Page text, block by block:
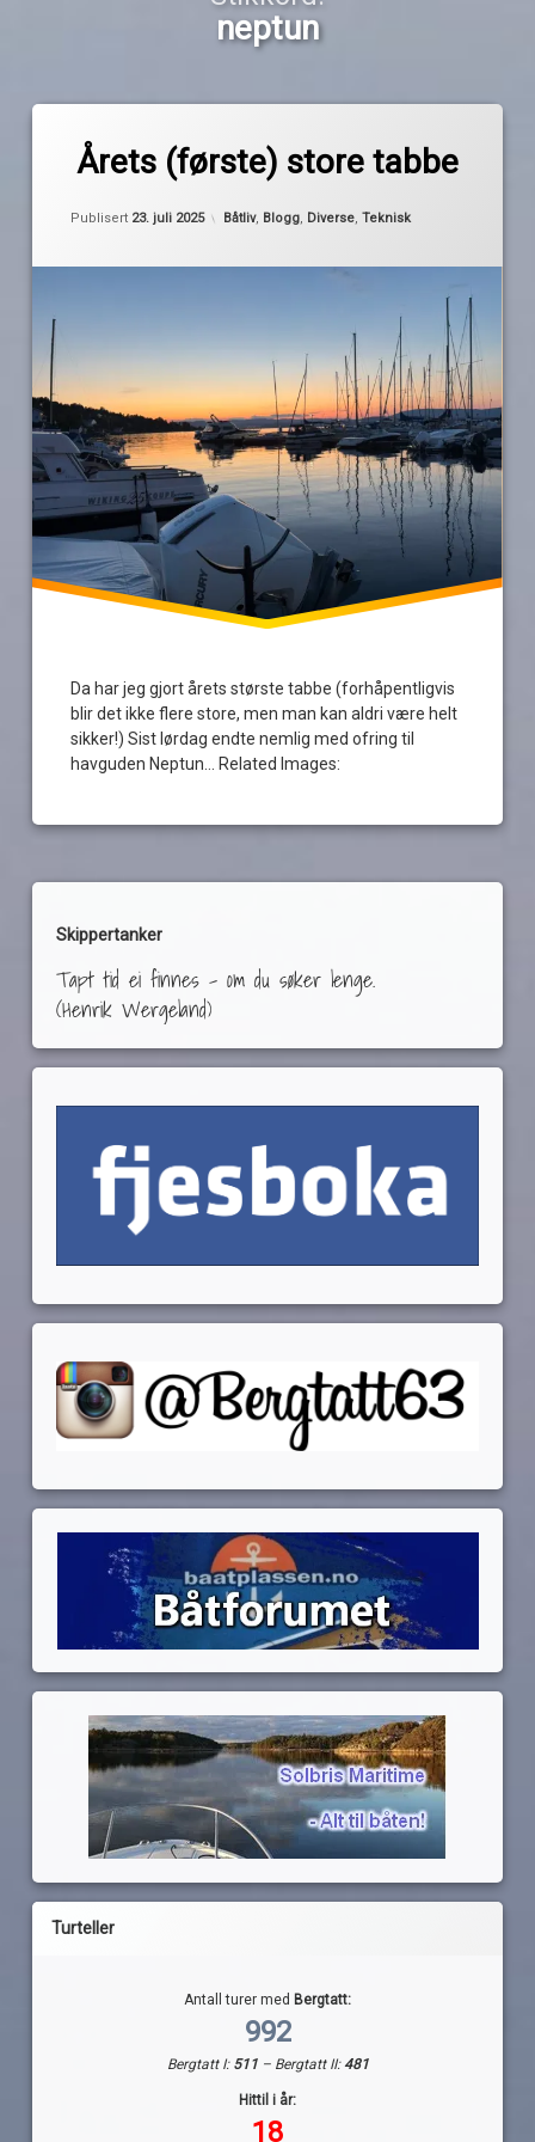
neptun
Årets (første) store tabbe
Publisert 23. juli 2025 Kategorier:
Båtliv, Blogg, Diverse,Teknisk
Da har jeg gjort årets største tabbe (forhåpentligvis
blir det ikke flere store, men man kan aldri være helt
sikker!) Sist lørdag endte nemlig med ofring til
havguden Neptun… Related Images:
anker
fritt
neptun
tabber
Skippertanker
Tapt tid ei finnes – om du søker lenge.
(Henrik Wergeland)
Turteller
Antall turer med Bergtatt:
992
Bergtatt I: 511 – Bergtatt II:481
Hittil i år:
18